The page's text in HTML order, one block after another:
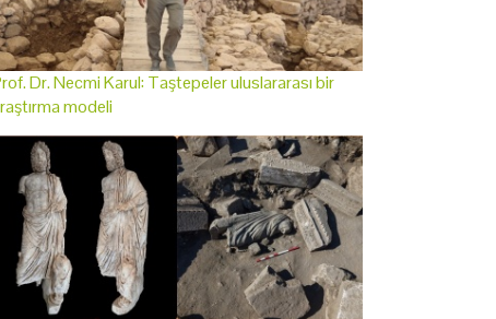
Dr. Necmi Karul: Taştepeler uluslararası bir
modeli